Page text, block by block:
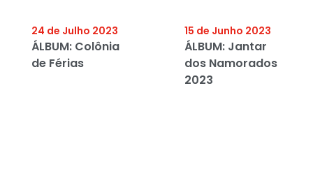
24 de Julho 2023
ÁLBUM: Colônia
de Férias
15 de Junho 2023
ÁLBUM: Jantar
dos Namorados
2023